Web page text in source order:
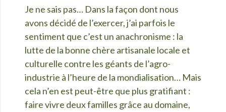
Je ne sais pas… Dans la façon dont nous
avons décidé de l’exercer, j’ai parfois le
sentiment que c’est un anachronisme : la
lutte de la bonne chère artisanale locale et
culturelle contre les géants de l’agro-
industrie à l’heure de la mondialisation… Mais
cela n’en est peut-être que plus gratifiant :
faire vivre deux familles grâce au domaine,